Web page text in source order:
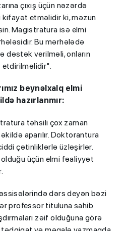
çıxış üçün nəzərdə
kifayət etməlidir ki, məzun
Magistratura isə elmi
Bu mərhələdə
verilməli, onların
etdirilməlidir".
beynəlxalq elmi
hazırlanmır:
təhsili çox zaman
aparılır. Doktorantura
çətinliklərlə üzləşirlər.
üçün elmi fəaliyyət
dərs deyən bəzi
professor tituluna sahib
zəif olduğuna görə